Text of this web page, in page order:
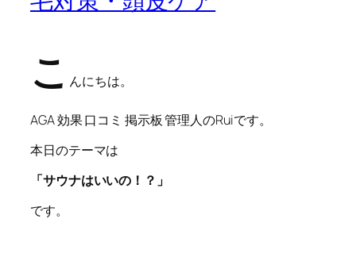
こ んにちは。
AGA 効果 口コミ 掲示板 管理人のRuiです。
本日のテーマは
「サウナはいいの！？」
です。